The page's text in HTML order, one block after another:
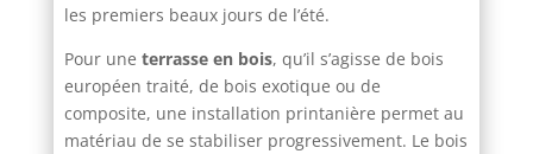
les premiers beaux jours de l’été.
Pour une terrasse en bois, qu’il s’agisse de bois
européen traité, de bois exotique ou de
composite, une installation printanière permet au
matériau de se stabiliser progressivement. Le bois